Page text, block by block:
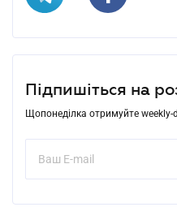
Підпишіться на
Щопонеділка отримуйте weekly-